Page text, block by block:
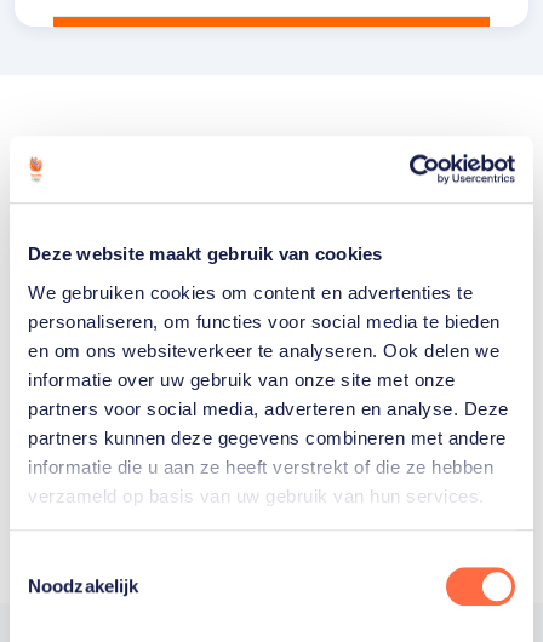
Deze website maakt gebruik van cookies
We gebruiken cookies om content en advertenties te
personaliseren, om functies voor social media te bieden
en om ons websiteverkeer te analyseren. Ook delen we
informatie over uw gebruik van onze site met onze
partners voor social media, adverteren en analyse. Deze
partners kunnen deze gegevens combineren met andere
informatie die u aan ze heeft verstrekt of die ze hebben
verzameld op basis van uw gebruik van hun services.
Noodzakelijk
Welke Nederlanders hebben er
ooit meegedaan aan de
Olympische Spelen?